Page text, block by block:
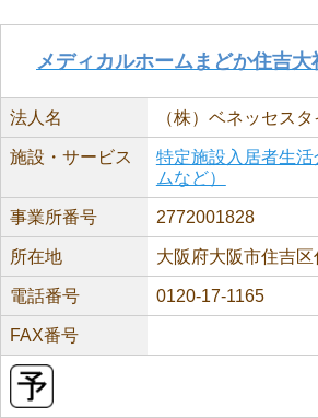
メディカルホームまどか住吉大
法人名 （株）ベネッセス
施設・サービス
特定施設入居者生
ムなど）
事業所番号 2772001828
所在地 大阪府大阪市住吉
電話番号 0120-17-1165
FAX番号